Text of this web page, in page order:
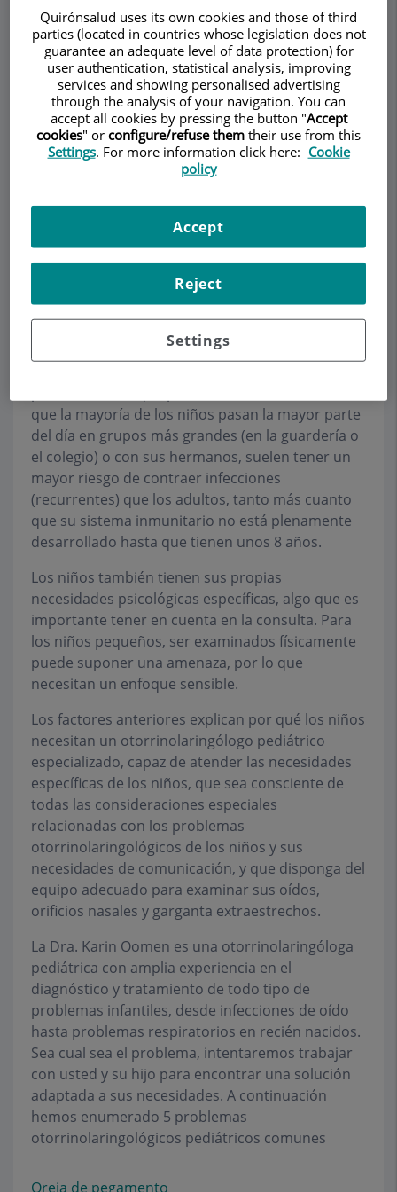
DescriptionServicesTeamContactRelevant details
Make an appointment
ORL Pediátrico
Los niños no son adultos en miniatura. El tamaño
completamente diferentes de los nuestros, al
igual que la anatomía comparada de sus orejas,
que la mayoría de los niños pasan la mayor parte
del día en grupos más grandes (en la guardería o
el colegio) o con sus hermanos, suelen tener un
mayor riesgo de contraer infecciones
(recurrentes) que los adultos, tanto más cuanto
que su sistema inmunitario no está plenamente
desarrollado hasta que tienen unos 8 años.
Los niños también tienen sus propias
necesidades psicológicas específicas, algo que es
importante tener en cuenta en la consulta. Para
los niños pequeños, ser examinados físicamente
puede suponer una amenaza, por lo que
necesitan un enfoque sensible.
Los factores anteriores explican por qué los niños
necesitan un otorrinolaringólogo pediátrico
especializado, capaz de atender las necesidades
específicas de los niños, que sea consciente de
todas las consideraciones especiales
relacionadas con los problemas
otorrinolaringológicos de los niños y sus
necesidades de comunicación, y que disponga del
equipo adecuado para examinar sus oídos,
orificios nasales y garganta extraestrechos.
La Dra. Karin Oomen es una otorrinolaringóloga
pediátrica con amplia experiencia en el
diagnóstico y tratamiento de todo tipo de
problemas infantiles, desde infecciones de oído
hasta problemas respiratorios en recién nacidos.
Sea cual sea el problema, intentaremos trabajar
con usted y su hijo para encontrar una solución
adaptada a sus necesidades. A continuación
hemos enumerado 5 problemas
otorrinolaringológicos pediátricos comunes
Oreja de pegamento
Quirónsalud uses its own cookies and those of third
parties (located in countries whose legislation does not
guarantee an adequate level of data protection) for
user authentication, statistical analysis, improving
services and showing personalised advertising
through the analysis of your navigation. You can
accept all cookies by pressing the button "Accept
cookies" or configure/refuse them their use from this
Settings. For more information click here: Cookie
policy
Settings
Reject
Accept